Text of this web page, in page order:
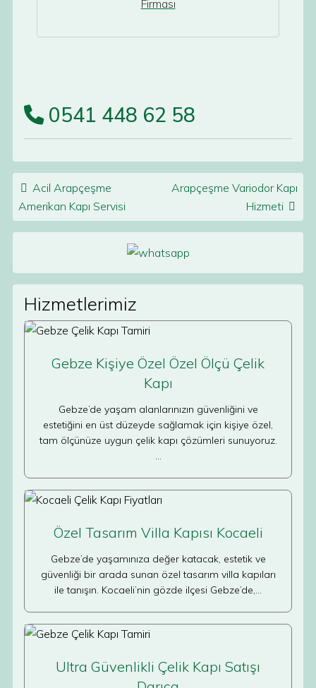
Firması
0541 448 62 58
Post navigation
Acil Arapçeşme
Amerikan Kapı Servisi
Arapçeşme Variodor Kapı
Hizmeti
Hizmetlerimiz
Gebze Kişiye Özel Özel Ölçü Çelik
Kapı
Gebze’de yaşam alanlarınızın güvenliğini ve
estetiğini en üst düzeyde sağlamak için kişiye özel,
tam ölçünüze uygun çelik kapı çözümleri sunuyoruz.
…
Özel Tasarım Villa Kapısı Kocaeli
Gebze’de yaşamınıza değer katacak, estetik ve
güvenliği bir arada sunan özel tasarım villa kapıları
ile tanışın. Kocaeli’nin gözde ilçesi Gebze’de,…
Ultra Güvenlikli Çelik Kapı Satışı